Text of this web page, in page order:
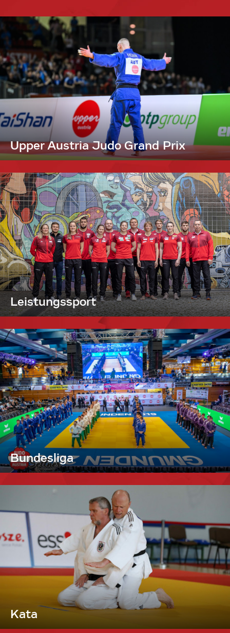
Upper Austria Judo Grand Prix
Leistungssport
Bundesliga
Kata